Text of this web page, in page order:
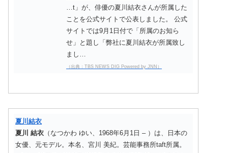
…t」が、俳優の夏川結衣さんが所属した
ことを公式サイトで公表しました。 公式
サイトでは9月1日付で「所属のお知ら
せ」と題し「弊社に夏川結衣が所属致し
まし…
（出典：TBS NEWS DIG Powered by JNN）
夏川結衣
夏川 結衣 （なつかわ ゆい、1968年6月1日 – ）は、日本の
女優、元モデル。本名、宮川 美紀。芸能事務所taft所属。